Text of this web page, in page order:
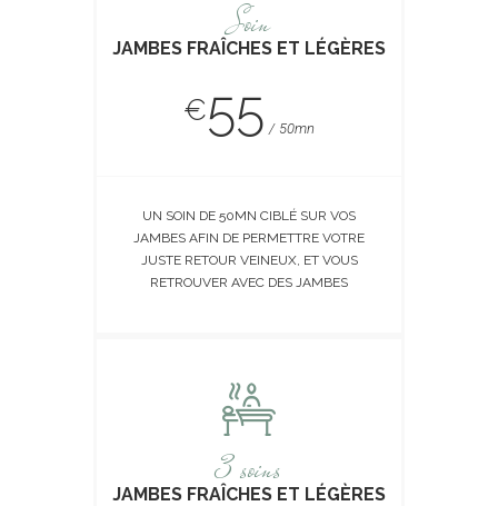
Soin
JAMBES FRAÎCHES ET LÉGÈRES
€55 50mn
UN SOIN DE 50MN CIBLÉ SUR VOS
JAMBES AFIN DE PERMETTRE VOTRE
JUSTE RETOUR VEINEUX, ET VOUS
RETROUVER AVEC DES JAMBES
3 soins
JAMBES FRAÎCHES ET LÉGÈRES